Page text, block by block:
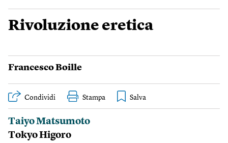
Rivoluzione eretica
Francesco Boille
Condividi Stampa
Taiyo Matsumoto
Tokyo Higoro